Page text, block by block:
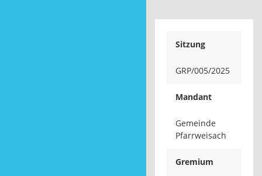
Sitzung
GRP/005/2025
Mandant
Gemeinde
Pfarrweisach
Gremium